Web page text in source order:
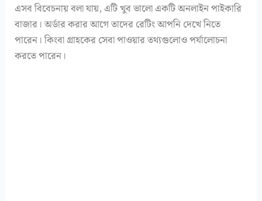
এসব বিবেচনায় বলা যায়, এটি খুব ভালো একটি অনলাইন পাইকারি
বাজার। অর্ডার করার আগে তাদের রেটিং আপনি দেখে নিতে
পারেন। কিংবা গ্রাহকের সেবা পাওয়ার তথ্যগুলোও পর্যালোচনা
করতে পারেন।